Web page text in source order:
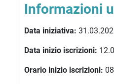
Informazioni
Data iniziativa:
Data inizio iscrizioni:
Orario inizio iscrizioni: